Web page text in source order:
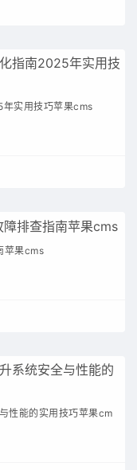
实用技巧苹果cms
苹果cms
性能的实用技巧苹果cm